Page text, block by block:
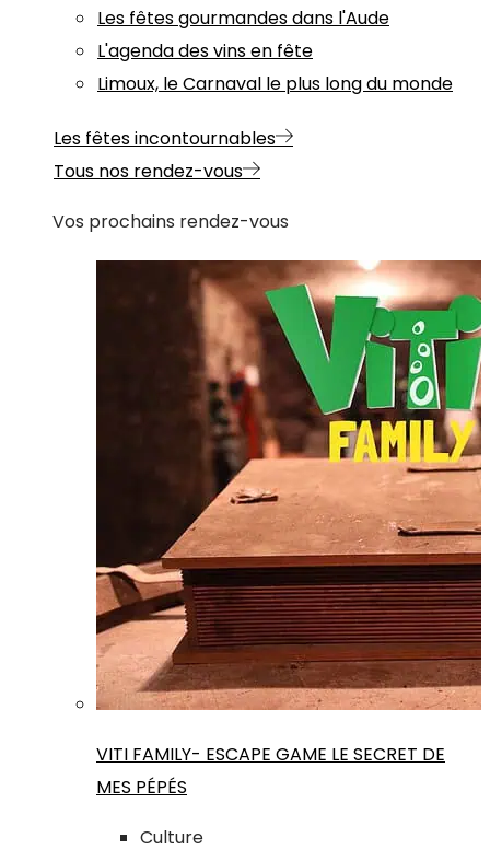
Les fêtes gourmandes dans l'Aude
L'agenda des vins en fête
Limoux, le Carnaval le plus long du monde
Les fêtes incontournables
Tous nos rendez-vous
Vos prochains rendez-vous
VITI FAMILY- ESCAPE GAME LE SECRET DE
MES PÉPÉS
Culture